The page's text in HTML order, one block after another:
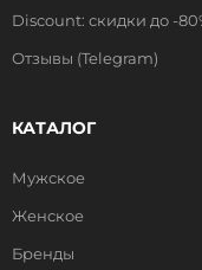
Discount: скидки до -
Отзывы (Telegram)
КАТАЛОГ
Мужское
Женское
Бренды